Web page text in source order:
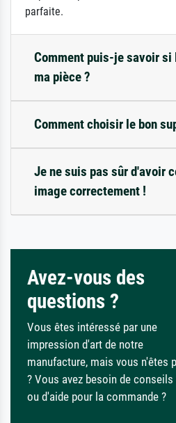
parfaite.
Comment puis-je savoir
ma pièce ?
Comment choisir le bon
Je ne suis pas sûr d'avoir
image correctement !
Avez-vous des
questions ?
Vous êtes intéressé par une
impression d'art de notre
manufacture, mais vous n'êtes
? Vous avez besoin de
ou d'aide pour la commande ?